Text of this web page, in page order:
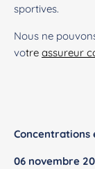
sportives.
Nous ne
votre assureur
Concentrations
06 novembre